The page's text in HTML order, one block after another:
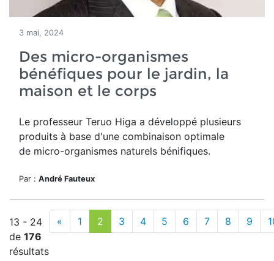
3 mai, 2024
Des micro-organismes
bénéfiques pour le jardin, la
maison et le corps
Le professeur Teruo Higa a développé plusieurs
produits à base d'une combinaison optimale
de micro-organismes naturels bénifiques.
Par : André Fauteux
13 - 24
de 176
résultats
« 1 2 3 4 5 6 7 8 9